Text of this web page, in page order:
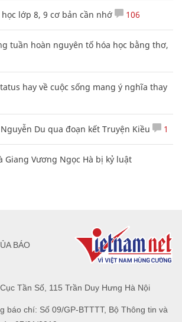
lớp 8, 9 cơ bản cần nhớ 106
tuần hoàn nguyên tố hóa học bằng thơ,
hay về cuộc sống mang ý nghĩa thay
Du qua đoạn kết Truyện Kiều 1
Giang Vương Ngọc Hà bị kỷ luật
Tần Số, 115 Trần Duy Hưng Hà Nội
báo chí: Số 09/GP-BTTTT, Bộ Thông tin và
BÁO